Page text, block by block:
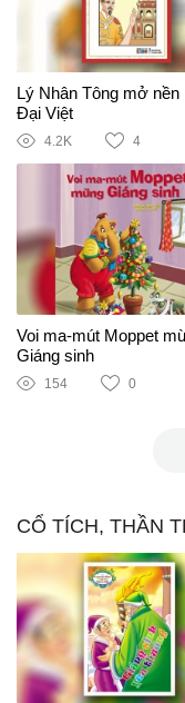
Lý Nhân Tông mở nền
Đại Việt
4.2K 4
Voi ma-mút Moppet
Giáng sinh
154 0
CỔ TÍCH, THẦN